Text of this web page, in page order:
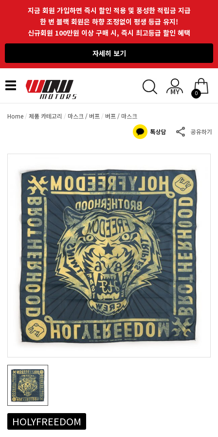
지금 회원 가입하면 즉시 할인 적용 및 풍성한 적립금 지급
한 번 블랙 회원은 하향 조정없이 평생 등급 유지!
신규회원 100만원 이상 구매 시, 즉시 최고등급 할인 혜택
자세히 보기
Toggle
navigation
0
Home 제품 카테고리 마스크 / 버프 버프 / 마스크
HOLYFREEDOM